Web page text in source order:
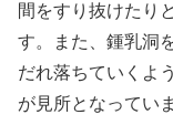
間をすり抜けたり
す。また、鍾乳洞
だれ落ちていくよ
が見所となってい